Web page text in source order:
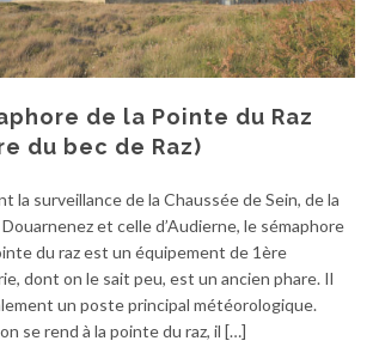
de la Pointe du Raz
du bec de Raz)
la surveillance de la Chaussée de Sein, de la
et celle d’Audierne, le sémaphore
du raz est un équipement de 1ère
dont on le sait peu, est un ancien phare. Il
un poste principal météorologique.
se rend à la pointe du raz, il […]